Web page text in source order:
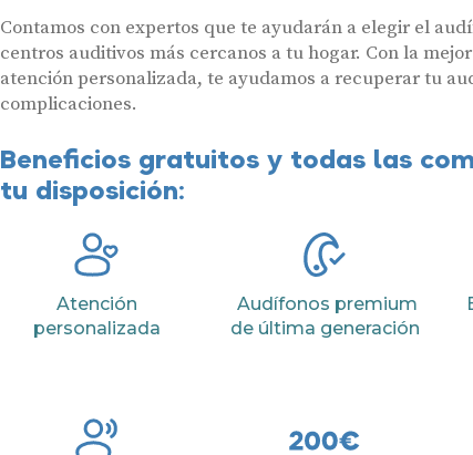
Contamos con expertos que te ayudarán a elegir el
centros auditivos más cercanos a tu hogar. Con la
atención personalizada, te ayudamos a recuperar tu
complicaciones.
Beneficios gratuitos y todas las
tu disposición:
Atención
personalizada
Audífonos premium
de última generación